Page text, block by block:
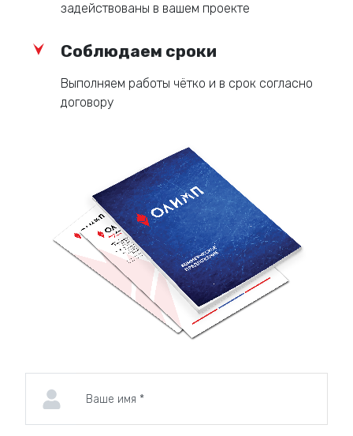
задействованы в вашем проекте
Соблюдаем сроки
Выполняем работы чётко и в срок согласно
договору